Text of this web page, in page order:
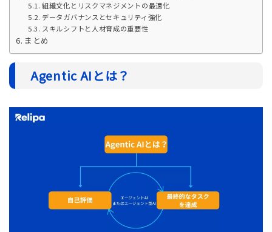
組織文化とリスクマネジメントの最適化
データガバナンスとセキュリティ強化
スキルシフトと人材育成の重要性
まとめ
Agentic AIとは？